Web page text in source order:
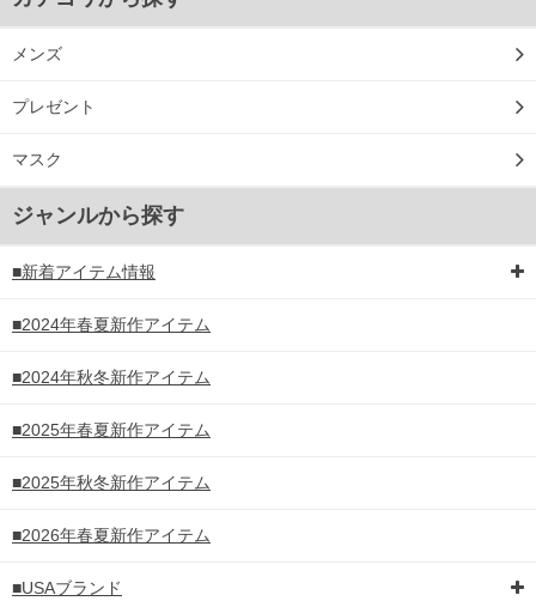
メンズ
プレゼント
マスク
ジャンルから探す
■新着アイテム情報
■2024年春夏新作アイテム
■2024年秋冬新作アイテム
■2025年春夏新作アイテム
■2025年秋冬新作アイテム
■2026年春夏新作アイテム
■USAブランド